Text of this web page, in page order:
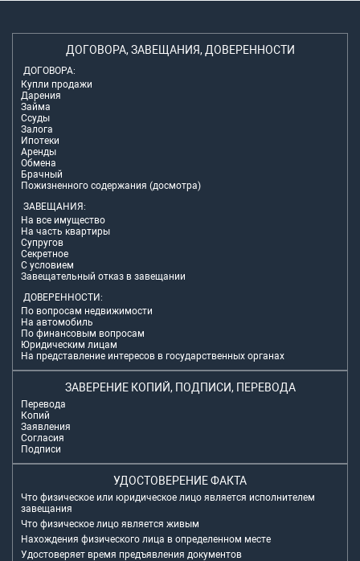
ДОГОВОРА, ЗАВЕЩАНИЯ, ДОВЕРЕННОСТИ
ДОГОВОРА:
Купли продажи
Дарения
Займа
Ссуды
Залога
Ипотеки
Аренды
Обмена
Брачный
Пожизненного содержания (досмотра)
ЗАВЕЩАНИЯ:
На все имущество
На часть квартиры
Супругов
Секретное
С условием
Завещательный отказ в завещании
ДОВЕРЕННОСТИ:
По вопросам недвижимости
На автомобиль
По финансовым вопросам
Юридическим лицам
На представление интересов в государственных органах
ЗАВЕРЕНИЕ КОПИЙ, ПОДПИСИ, ПЕРЕВОДА
Перевода
Копий
Заявления
Согласия
Подписи
УДОСТОВЕРЕНИЕ ФАКТА
Что физическое или юридическое лицо является исполнителем
завещания
Что физическое лицо является живым
Нахождения физического лица в определенном месте
Удостоверяет время предъявления документов